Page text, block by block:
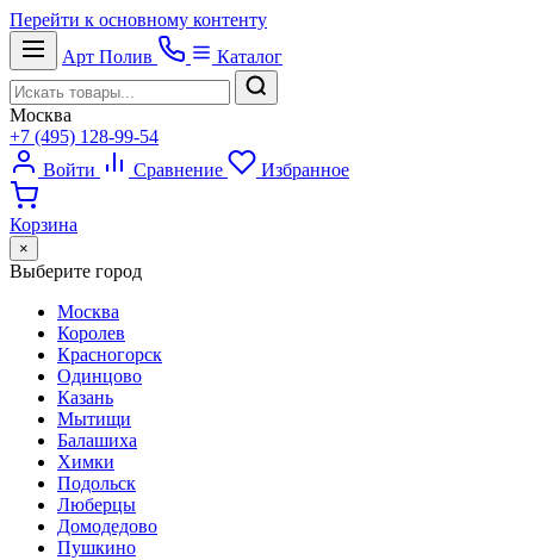
Перейти к основному контенту
Арт Полив Каталог
Москва
+7 (495) 128-99-54
Войти
Сравнение Избранное
Корзина
×
Выберите город
Москва
Королев
Красногорск
Одинцово
Казань
Мытищи
Балашиха
Химки
Подольск
Люберцы
Домодедово
Пушкино